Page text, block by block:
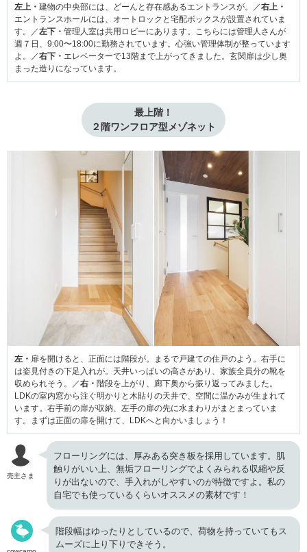
左上・ 建物の中央部には、どーんと存在感あるエントランスが。／右上・
エントランスホールには、オートロックと宅配ボックスが設置されていま
す。／左下・ 管理人室は共用ロビーにあります。こちらには管理人さんが
週７日、9:00〜18:00に勤務されています。心強い管理体制が整っています
よ。／右下・ エレベーターで13階まで上がってきました。玄関扉は少し奥
まった造りになっています。
最上階！
２階ワンフロア型メゾネット
左・ 扉を開けると、正面には階段が。まるで戸建ての住戸のよう。右手に
は姿見付きの下足入れが。天井いっぱいの高さがあり、家族全員分の靴を
収められそう。／右・ 階段を上がり、廊下奥から振り返ってみました。
LDKの室内窓から注ぐ明かりと木貼りの天井で、空間に温かみが生まれて
います。右手前の扉が収納、左手の扉の先に水まわりがまとまっていま
す。まずは正面の扉を開けて、LDKへと向かいましょう！
売主さま
フローリングには、厚みある突き板を採用しています。肌
触りがいい上、無垢フローリングでよくみられる収縮や反
りが出ないので、手入れがしやすいのが特徴ですよ。私の
自宅でも使っているくらいオススメの素材です！
階段幅はゆったりとしているので、荷物を持っていてもス
ムーズに上り下りできそう。